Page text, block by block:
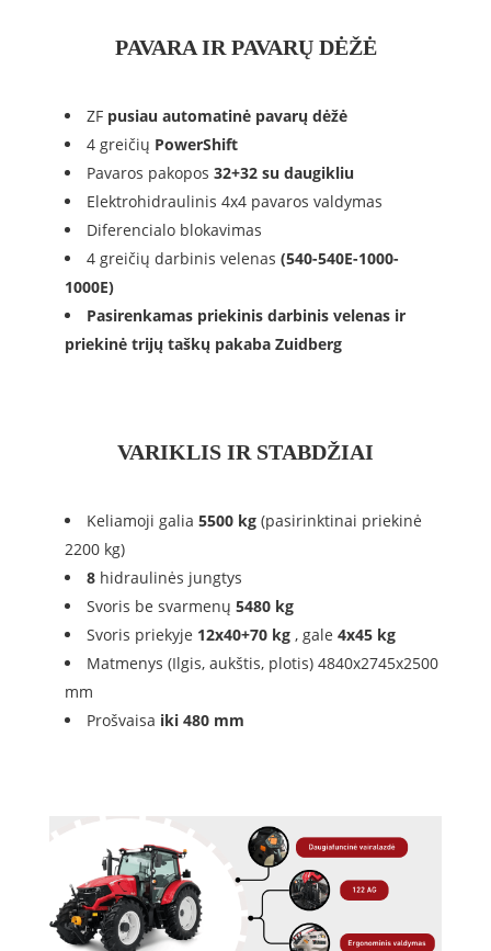
PAVARA IR PAVARŲ DĖŽĖ
ZF pusiau automatinė pavarų dėžė
4 greičių PowerShift
Pavaros pakopos 32+32 su daugikliu
Elektrohidraulinis 4x4 pavaros valdymas
Diferencialo blokavimas
4 greičių darbinis velenas (540-540E-1000-
1000E)
Pasirenkamas priekinis darbinis velenas ir
priekinė trijų taškų pakaba Zuidberg
VARIKLIS IR STABDŽIAI
Keliamoji galia 5500 kg(pasirinktinai priekinė
2200 kg)
8 hidraulinės jungtys
Svoris be svarmenų 5480 kg
Svoris priekyje 12x40+70 kg, gale 4x45 kg
Matmenys (Ilgis, aukštis, plotis) 4840x2745x2500
mm
Prošvaisa iki 480 mm